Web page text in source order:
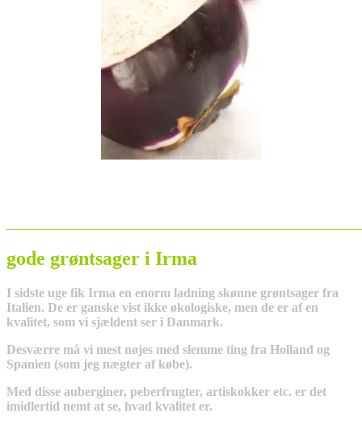
gode grøntsager i Irma
I sidste uge fik Irma en enorm ladning skønne grøntsager fra
Italien. De er ganske vist ikke økologiske, men de er af en
kvalitet, som vi sjældent ser i Danmark.
Desværre må vi mest nøjes med slemme ting fra Holland og
Spanien (som jeg nægter af købe).
Med disse auberginer, peberfrugter, artiskokker etc. er det
imidlertid nemt at se, hvad kvalitet er.